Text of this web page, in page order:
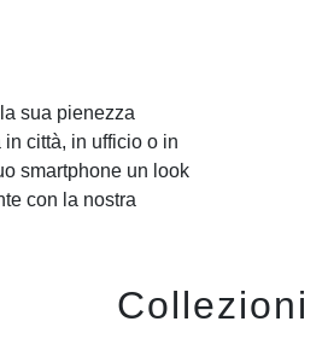
sua pienezza
città, in ufficio o in
smartphone un look
con la nostra
Collezioni